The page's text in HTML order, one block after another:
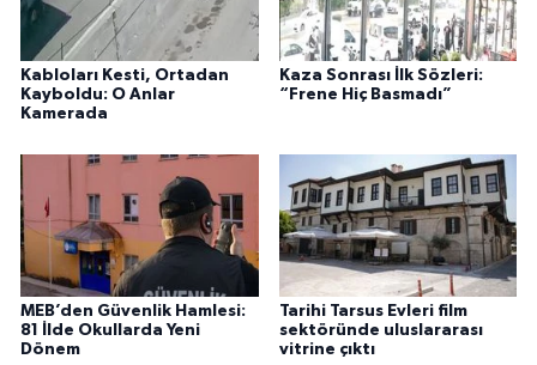
Kabloları Kesti, Ortadan
Kayboldu: O Anlar
Kamerada
Kaza Sonrası İlk Sözleri:
“Frene Hiç Basmadı”
MEB’den Güvenlik Hamlesi:
81 İlde Okullarda Yeni
Dönem
Tarihi Tarsus Evleri film
sektöründe uluslararası
vitrine çıktı